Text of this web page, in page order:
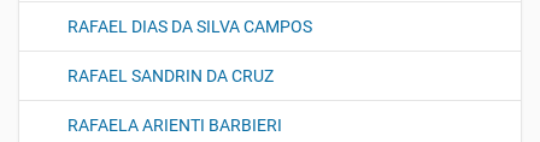
RAFAEL DIAS DA SILVA CAMPOS
RAFAEL SANDRIN DA CRUZ
RAFAELA ARIENTI BARBIERI